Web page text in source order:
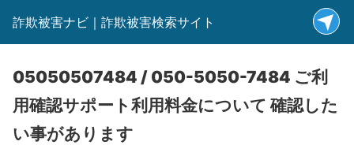
詐欺被害ナビ｜詐欺被害検索サイト
05050507484 / 050-5050-7484 ご利
用確認サポート利用料金について 確認した
い事があります